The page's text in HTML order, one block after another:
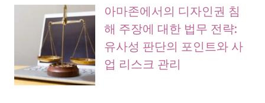
아마존에서의 디자인권 침
해 주장에 대한 법무 전략:
유사성 판단의 포인트와 사
업 리스크 관리